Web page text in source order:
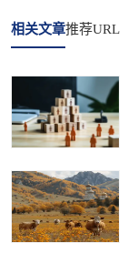
相关文章推荐URL